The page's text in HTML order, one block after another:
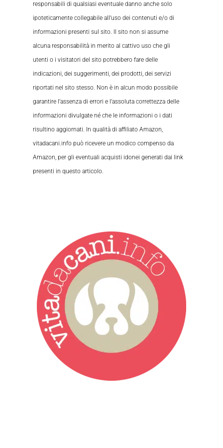
responsabili di qualsiasi eventuale danno anche solo
ipoteticamente collegabile all’uso dei contenuti e/o di
informazioni presenti sul sito. Il sito non si assume
alcuna responsabilità in merito al cattivo uso che gli
utenti o i visitatori del sito potrebbero fare delle
indicazioni, dei suggerimenti, dei prodotti, dei servizi
riportati nel sito stesso. Non è in alcun modo possibile
garantire l’assenza di errori e l’assoluta correttezza delle
informazioni divulgate né che le informazioni o i dati
risultino aggiornati. In qualità di affiliato Amazon,
vitadacani.info può ricevere un modico compenso da
Amazon, per gli eventuali acquisti idonei generati dai link
presenti in questo articolo.